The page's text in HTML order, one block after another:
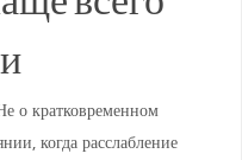
о кратковременном
когда расслабление